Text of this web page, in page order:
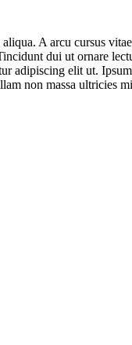
A arcu cursus
dui ut ornare
adipiscing elit ut.
non massa ultricies